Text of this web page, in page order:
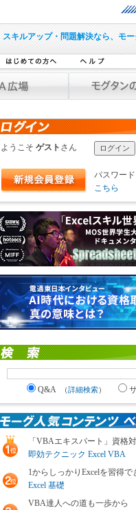
スキルアップ・問題解決なら、モー
ようこそ ゲスト さん
パスワー
こちら
Q&A （詳細検索）
「VBAエキスパート」資格
即効テクニック Excel VBA
1からしっかりExcelを習得で
Excel 基礎
VBA達人への道も一歩から